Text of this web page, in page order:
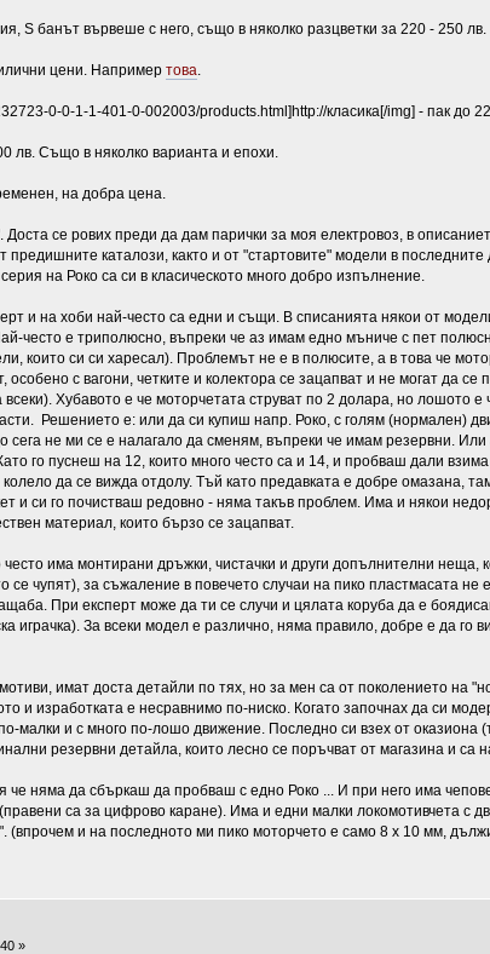
S банът вървеше с него, също в няколко разцветки за 220 - 250 лв.
цени. Напримертова.
0-0-1-1-401-0-002003/products.html]http://класика[/img] - пак до
лв. Също в няколко варианта и епохи.
на добра цена.
Доста се рових преди да дам парички за моя електровоз, в
каталози, както и от "стартовите" модели в
на Роко са си в класическото много добро изпълнение.
и на хоби най-често са едни и същи. В списанията някои от
често е триполюсно, въпреки че аз имам едно мъниче с пет
които си си харесал). Проблемът не е в полюсите, а в това че
особено с вагони, четките и колектора се зацапват и не могат да
Хубавото е че моторчетата струват по 2 долара, но лошото
Решението е: или да си купиш напр. Роко, с голям (нормален)
сега не ми се е налагало да сменям, въпреки че имам резервни.
го пуснеш на 12, които много често са и 14, и пробваш дали
да се вижда отдолу. Тъй като предавката е добре омазана,
и си го почистваш редовно - няма такъв проблем. Има и някои
материал, които бързо се зацапват.
често има монтирани дръжки, чистачки и други допълнителни неща,
се чупят), за съжаление в повечето случаи на пико пластмасата
При експерт може да ти се случи и цялата коруба да е
играчка). За всеки модел е различно, няма правило, добре е да
имат доста детайли по тях, но за мен са от поколението на
и изработката е несравнимо по-ниско. Когато започнах да си
малки и с много по-лошо движение. Последно си взех от
резервни детайла, които лесно се поръчват от магазина и са
че няма да сбъркаш да пробваш с едно Роко ... И при него има
са за цифрово каране). Има и едни малки локомотивчета
(впрочем и на последното ми пико моторчето е само 8 х 10 мм,
»